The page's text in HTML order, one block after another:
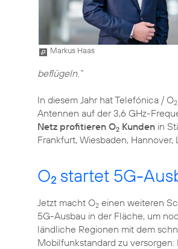
Markus Haas
beflügeln.“
In diesem Jahr hat Telefónica / O2
Antennen auf der 3,6 GHz-
Netz profitieren O2 Kunden in
Frankfurt, Wiesbaden,
O2 startet 5G-
Jetzt macht O2 einen weiteren
5G-Ausbau in der Fläche, um
ländliche Regionen mit dem
Mobilfunkstandard zu